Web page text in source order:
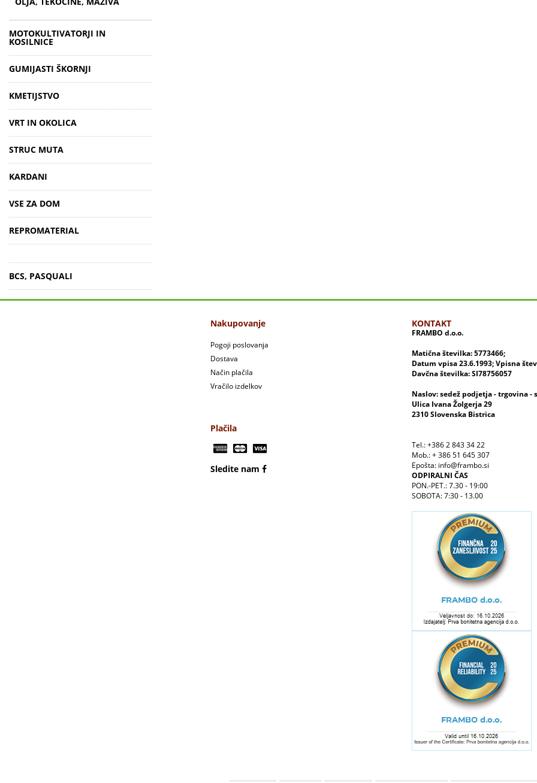
MOTOKULTIVATORJI IN
KOSILNICE
GUMIJASTI ŠKORNJI
KMETIJSTVO
VRT IN OKOLICA
STRUC MUTA
KARDANI
VSE ZA DOM
REPROMATERIAL
BCS, PASQUALI
Nakupovanje
Pogoji poslovanja
Dostava
Način plačila
Vračilo izdelkov
Plačila
Sledite nam
KONTAKT
FRAMBO d.o.o.
Matična številka: 5773466;
Datum vpisa 23.6.1993; Vpisna
Davčna številka: SI78756057
Naslov: sedež podjetja - trgovina -
Ulica Ivana Žolgerja 29
2310 Slovenska Bistrica
Tel.: +386 2 843 34 22
Mob.: + 386 51 645 307
Epošta: info@frambo.si
ODPIRALNI ČAS
PON.-PET.: 7.30 - 19:00
SOBOTA: 7:30 - 13.00